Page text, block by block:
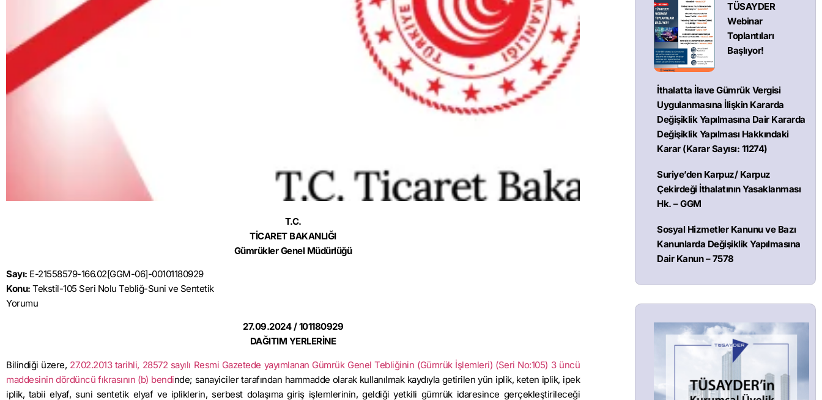
T.C.
TİCARET BAKANLIĞI
Gümrükler Genel Müdürlüğü
Sayı: E-21558579-166.02[GGM-06]-00101180929
Konu: Tekstil-105 Seri Nolu Tebliğ-Suni ve Sentetik
Yorumu
27.09.2024 / 101180929
DAĞITIM YERLERİNE
Bilindiği üzere, 27.02.2013 tarihli, 28572 sayılı Resmi Gazetede yayımlanan Gümrük Genel Tebliğinin (Gümrük İşlemleri) (Seri No:105) 3 üncü
maddesinin dördüncü fıkrasının (b) bendinde; sanayiciler tarafından hammadde olarak kullanılmak kaydıyla getirilen yün iplik, keten iplik, ipek
iplik, tabii elyaf, suni sentetik elyaf ve ipliklerin, serbest dolaşıma giriş işlemlerinin, geldiği yetkili gümrük idaresince gerçekleştirileceği
TÜSAYDER
Webinar
Toplantıları
Başlıyor!
İthalatta İlave Gümrük Vergisi
Uygulanmasına İlişkin Kararda
Değişiklik Yapılmasına Dair Kararda
Değişiklik Yapılması Hakkındaki
Karar (Karar Sayısı: 11274)
Suriye’den Karpuz/ Karpuz
Çekirdeği İthalatının Yasaklanması
Hk. – GGM
Sosyal Hizmetler Kanunu ve Bazı
Kanunlarda Değişiklik Yapılmasına
Dair Kanun – 7578